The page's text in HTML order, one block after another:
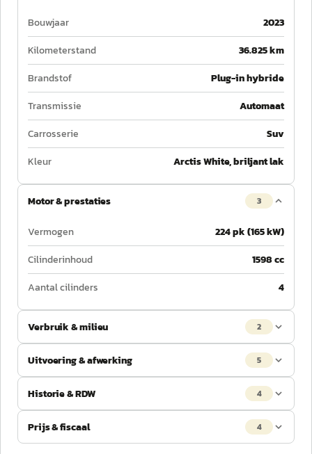
Bouwjaar
2023
Kilometerstand
36.825 km
Brandstof
Plug-in hybride
Transmissie
Automaat
Carrosserie
Suv
Kleur
Arctis White, briljant lak
Motor & prestaties 3
Vermogen
224 pk (165 kW)
Cilinderinhoud
1598 cc
Aantal cilinders
4
Verbruik & milieu 2
Uitvoering & afwerking 5
Historie & RDW 4
Prijs & fiscaal 4